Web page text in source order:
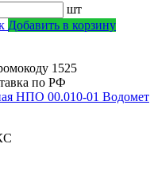
шт
Добавить в корзину
1525
по РФ
НПО 00.010-01 Водомет